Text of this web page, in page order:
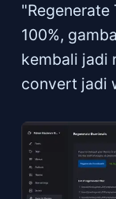
"Regenerate
100%,
kembali jadi
convert jadi